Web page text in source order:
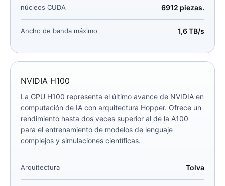
núcleos CUDA 6912 piezas.
Ancho de banda máximo 1,6 TB/s
NVIDIA H100
La GPU H100 representa el último avance de NVIDIA en
computación de IA con arquitectura Hopper. Ofrece un
rendimiento hasta dos veces superior al de la A100
para el entrenamiento de modelos de lenguaje
complejos y simulaciones científicas.
Arquitectura Tolva